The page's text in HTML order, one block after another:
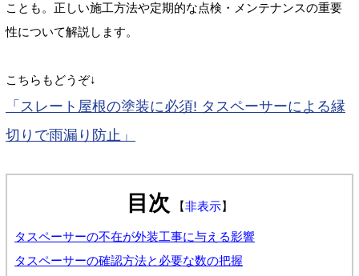
ことも。正しい施工方法や定期的な点検・メンテナンスの重要
性について解説します。
こちらもどうぞ↓
「スレート屋根の塗装に必須! タスペーサーによる縁
切りで雨漏り防止」
目次 【非表示】
タスペーサーの不在が外装工事に与える影響
タスペーサーの確認方法と必要な数の把握